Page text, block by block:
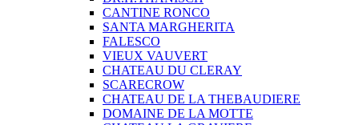
CANTINE RONCO
SANTA MARGHERITA
FALESCO
VIEUX VAUVERT
CHATEAU DU CLERAY
SCARECROW
CHATEAU DE LA THEBAUDIERE
DOMAINE DE LA MOTTE